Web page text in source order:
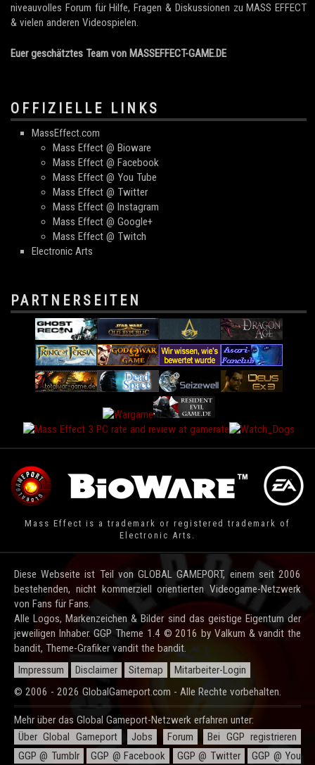
niveauvolles Forum für Hilfe, Fragen & Diskussionen zu MASS EFFECT
& vielen anderen Videospielen.
Euer geschätztes Team von MASSEFFECT-GAME.DE
OFFIZIELLE LINKS
MassEffect.com
Mass Effect @ Bioware
Mass Effect @ Facebook
Mass Effect @ You Tube
Mass Effect @ Twitter
Mass Effect @ Instagram
Mass Effect @ Google+
Mass Effect @ Twitch
Electronic Arts
PARTNERSEITEN
Mass Effect is a trademark or registered trademark of
Electronic Arts.
Diese Webseite ist Teil von GLOBAL GAMEPORT, einem seit 2006
bestehenden, nicht kommerziell orientierten Videogame-Netzwerk
von Fans für Fans.
Alle Logos, Markenzeichen & Bilder sind das geistige Eigentum der
jeweiligen Inhaber. GGP Theme 1.4 © 2016 by Valkum & vandit the
bandit, Theme-Grafiker vandit the bandit.
Impressum
Disclaimer Sitemap
Mitarbeiter-Login
© 2006 - 2026 GlobalGameport.com - Alle Rechte vorbehalten.
Mehr über das Global Gameport-Netzwerk erfahren unter:
Über Global Gameport
Jobs Forum
Bei GGP registrieren
GGP @ Tumblr
GGP @ Facebook GGP @ Twitter GGP @ You